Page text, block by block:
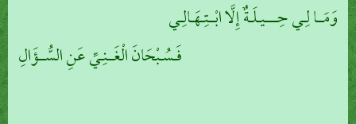
وَمَــا لِـي حِــــيـلَـةٌ إِلَّا ابْــتِـهَـالِـي
فَـسُـبْحَانَ الْغَــنِـيِّ عَنِ السُّــؤَالِ